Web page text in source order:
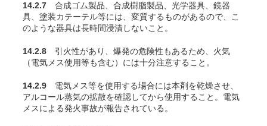
14.2.7 合成ゴム製品、合成樹脂製品、光学器具、鏡器
具、塗装カテーテル等には、変質するものがあるので、こ
のような器具は長時間浸漬しないこと。
14.2.8 引火性があり、爆発の危険性もあるため、火気
（電気メス使用等も含む）には十分注意すること。
14.2.9 電気メス等を使用する場合には本剤を乾燥させ、
アルコール蒸気の拡散を確認してから使用すること。電気
メスによる発火事故が報告されている。